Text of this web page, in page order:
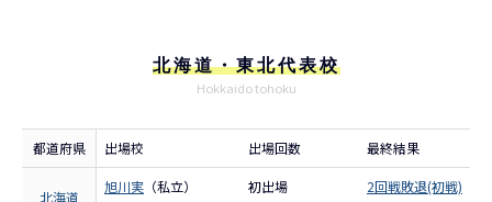
北海道・東北代表校
Hokkaido tohoku
都道府県 出場校 出場回数 最終結果
北海道
旭川実 （私立）
初出場
2回戦敗退(初戦)